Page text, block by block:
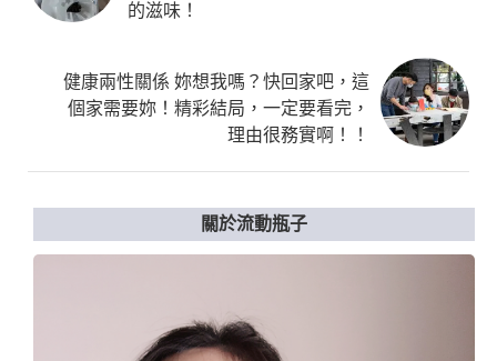
的滋味！
健康兩性關係 妳想我嗎？快回家吧，這
個家需要妳！精彩結局，一定要看完，
理由很務實啊！！
關於流動瓶子